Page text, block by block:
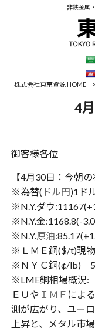
非鉄金属
株式会社東京資源 HOME >
4
御客様各位
【4月30日：今朝の
※為替( ドル円)1ド
※N.Y.ダウ
※N.Y.金:1168.8(-
※N.Y.原油
※ＬＭＥ銅($/t)現
※ＮＹＣ銅(¢/lb) 5
※LME銅相場概況:
ＥＵや ＩＭＦ による
測が広がり、ユー
上昇と、メタル市